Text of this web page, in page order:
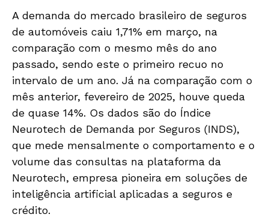
A demanda do mercado brasileiro de seguros
de automóveis caiu 1,71% em março, na
comparação com o mesmo mês do ano
passado, sendo este o primeiro recuo no
intervalo de um ano. Já na comparação com o
mês anterior, fevereiro de 2025, houve queda
de quase 14%. Os dados são do Índice
Neurotech de Demanda por Seguros (INDS),
que mede mensalmente o comportamento e o
volume das consultas na plataforma da
Neurotech, empresa pioneira em soluções de
inteligência artificial aplicadas a seguros e
crédito.